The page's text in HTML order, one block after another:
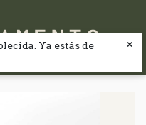
Ya estás de